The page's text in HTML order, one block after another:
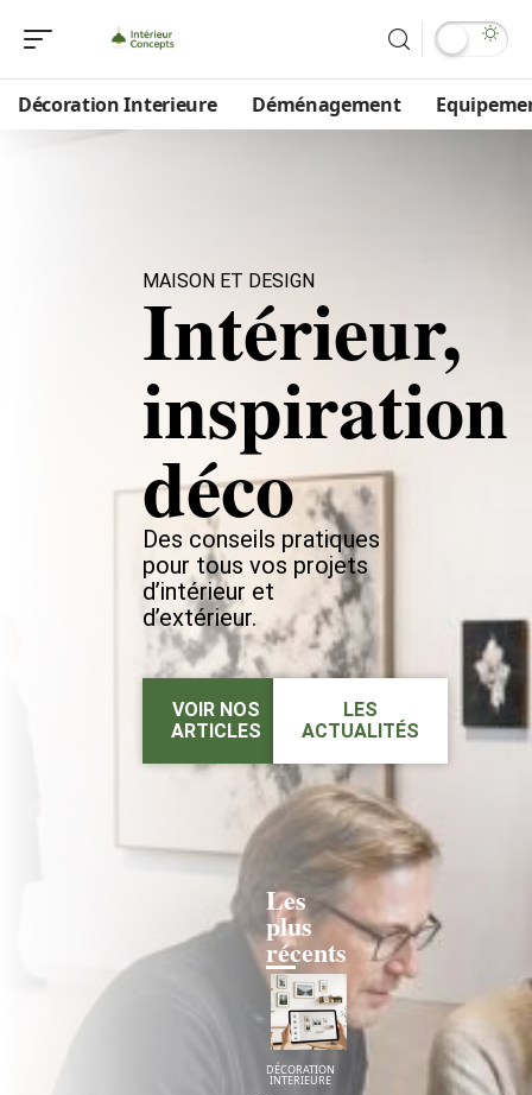
Décoration Interieure Déménagement
MAISON ET DESIGN
Intérieur,
inspiration
déco
Des conseils pratiques
pour tous vos projets
d’intérieur et
d’extérieur.
VOIR NOS
ARTICLES
LES
ACTUALITÉS
Les
plus
récents
DÉCORATION
INTERIEURE